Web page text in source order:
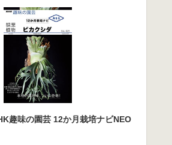
趣味の園芸 12か月栽培ナビNEO